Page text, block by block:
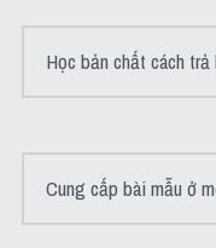
Học bản chất cách
Cung cấp bài mẫu ở